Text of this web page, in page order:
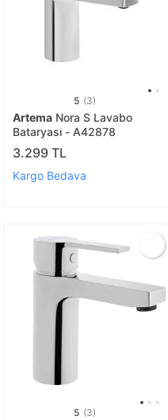
5 (3)
Artema Nora S Lavabo
Bataryası - A42878
3.299 TL
Kargo Bedava
5 (3)